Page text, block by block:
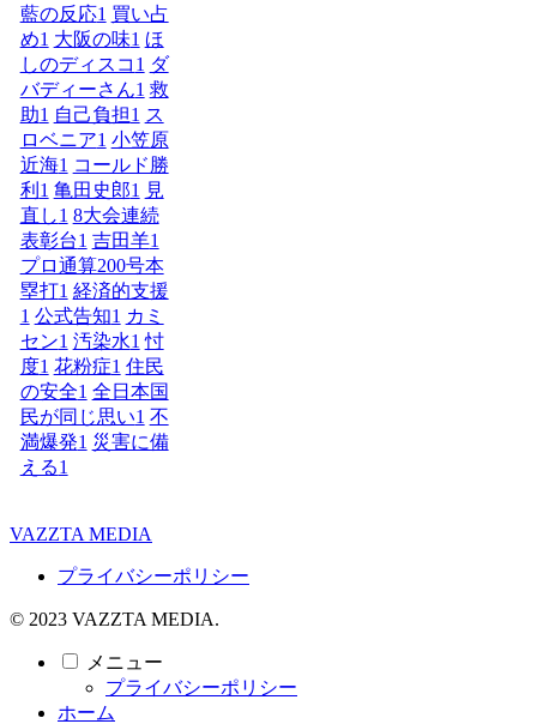
藍の反応1 買い占
め1 大阪の味1 ほ
しのディスコ 1 ダ
バディーさん1 救
助1 自己負担1 ス
ロベニア1 小笠原
近海1 コールド勝
利 1 亀田史郎1 見
直し1 8大会連続
表彰台1 吉田羊1
プロ通算200号本
塁打1 経済的支援
1 公式告知1 カミ
セン1 汚染水1 忖
度1 花粉症1 住民
の安全1 全日本国
民が同じ思い1 不
満爆発1 災害に備
える1
VAZZTA MEDIA
プライバシーポリシー
© 2023 VAZZTA MEDIA.
メニュー
プライバシーポリシー
ホーム